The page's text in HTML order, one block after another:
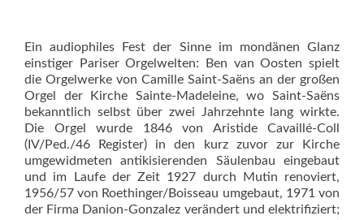
Ein audiophiles Fest der Sinne im mondänen Glanz
einstiger Pariser Orgelwelten: Ben van Oosten spielt
die Orgelwerke von Camille Saint-Saëns an der großen
Orgel der Kirche Sainte-Madeleine, wo Saint-Saëns
bekanntlich selbst über zwei Jahrzehnte lang wirkte.
Die Orgel wurde 1846 von Aristide Cavaillé-Coll
(IV/Ped./46 Register) in den kurz zuvor zur Kirche
umgewidmeten antikisierenden Säulenbau eingebaut
und im Laufe der Zeit 1927 durch Mutin renoviert,
1956/57 von Roethinger/Boisseau umgebaut, 1971 von
der Firma Danion-Gonzalez verändert und elektrifiziert;